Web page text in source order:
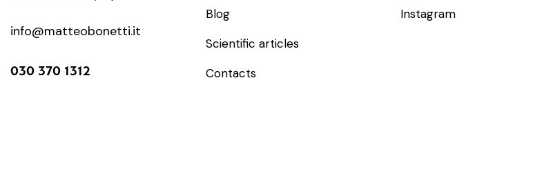
info@matteobonetti.it
030 370 1312
Blog
Scientific articles
Contacts
Instagram